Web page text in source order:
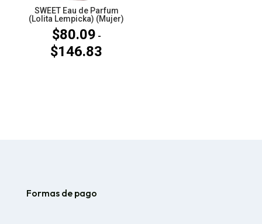
SWEET Eau de Parfum
(Lolita Lempicka) (Mujer)
$80.09 -
$146.83
Formas de pago